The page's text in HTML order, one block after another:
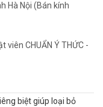
Hà Nội (Bán kính
viên CHUẨN Ý THỨC -
biệt giúp loại bỏ